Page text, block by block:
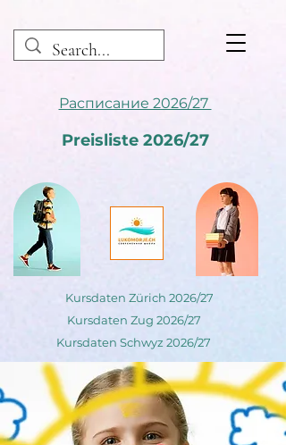
Расписание 2026/27
Preisliste 2026/27
Kursdaten Zürich 2026/27
Kursdaten Zug 2026/27
Kursdaten Schwyz 2026/27